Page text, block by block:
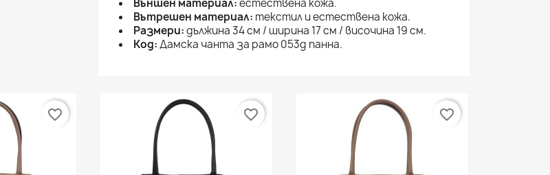
Външен материал:естествена кожа.
Вътрешен материал: текстил и естествена кожа.
Размери:дължина 34 см / ширина 17 см / височина 19 см.
Код:Дамска чанта за рамо 053g панна.
favorite_border favorite_border favorite_border